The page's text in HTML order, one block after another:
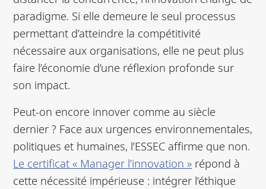
paradigme. Si elle demeure le seul processus
permettant d’atteindre la compétitivité
nécessaire aux organisations, elle ne peut plus
faire l’économie d’une réflexion profonde sur
son impact.
Peut-on encore innover comme au siècle
dernier ? Face aux urgences environnementales,
politiques et humaines, l’ESSEC affirme que non.
Le certificat « Manager l’innovation » répond à
cette nécessité impérieuse : intégrer l’éthique